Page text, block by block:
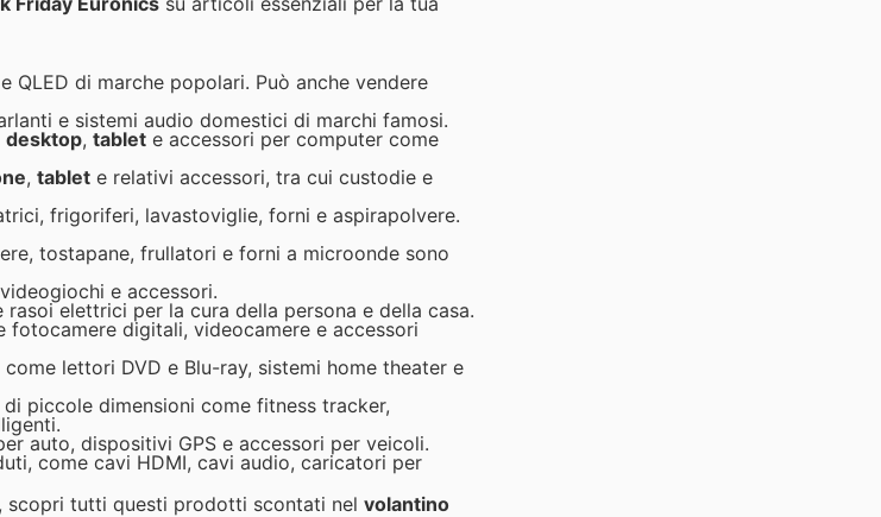
QLED di marche popolari. Può anche vendere
e sistemi audio domestici di marchi famosi.
desktop, tablet e accessori per computer come
, tablet e relativi accessori, tra cui custodie e
frigoriferi, lavastoviglie, forni e aspirapolvere.
tostapane, frullatori e forni a microonde sono
e accessori.
elettrici per la cura della persona e della casa.
digitali, videocamere e accessori
lettori DVD e Blu-ray, sistemi home theater e
piccole dimensioni come fitness tracker,
auto, dispositivi GPS e accessori per veicoli.
come cavi HDMI, cavi audio, caricatori per
, scopri tutti questi prodotti scontati nel volantino